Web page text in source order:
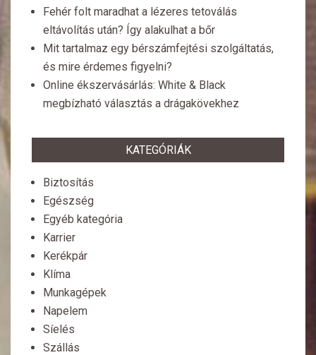
Fehér folt maradhat a lézeres tetoválás
eltávolítás után? Így alakulhat a bőr
Mit tartalmaz egy bérszámfejtési szolgáltatás,
és mire érdemes figyelni?
Online ékszervásárlás: White & Black
megbízható választás a drágakövekhez
KATEGÓRIÁK
Biztosítás
Egészség
Egyéb kategória
Karrier
Kerékpár
Klíma
Munkagépek
Napelem
Síelés
Szállás